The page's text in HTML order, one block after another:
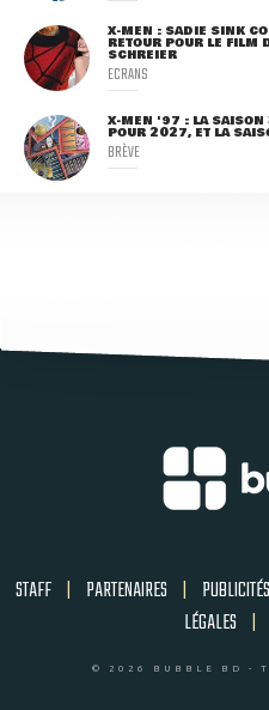
X-MEN : SADIE SINK
RETOUR POUR LE FILM
SCHREIER
ECRANS
X-MEN '97 : LA SAISON
POUR 2027, ET LA
BRÈVE
STAFF | PARTENAIRES |
LÉGALES |
© 2026 BUBBLE BD -